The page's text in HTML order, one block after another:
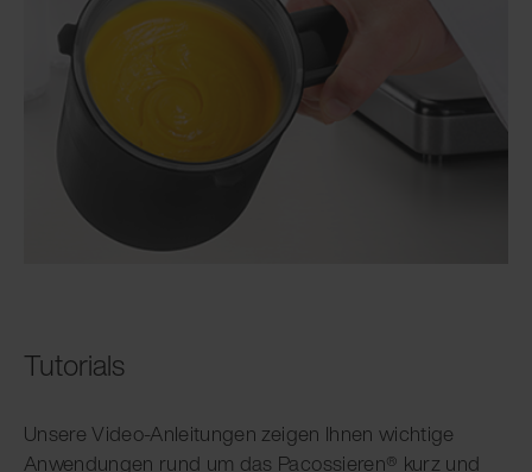
Tutorials
Unsere Video-Anleitungen zeigen Ihnen wichtige
Anwendungen rund um das Pacossieren® kurz und